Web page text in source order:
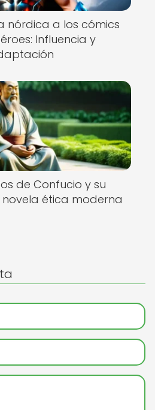
nórdica a los cómics
Influencia y
de Confucio y su
ética moderna